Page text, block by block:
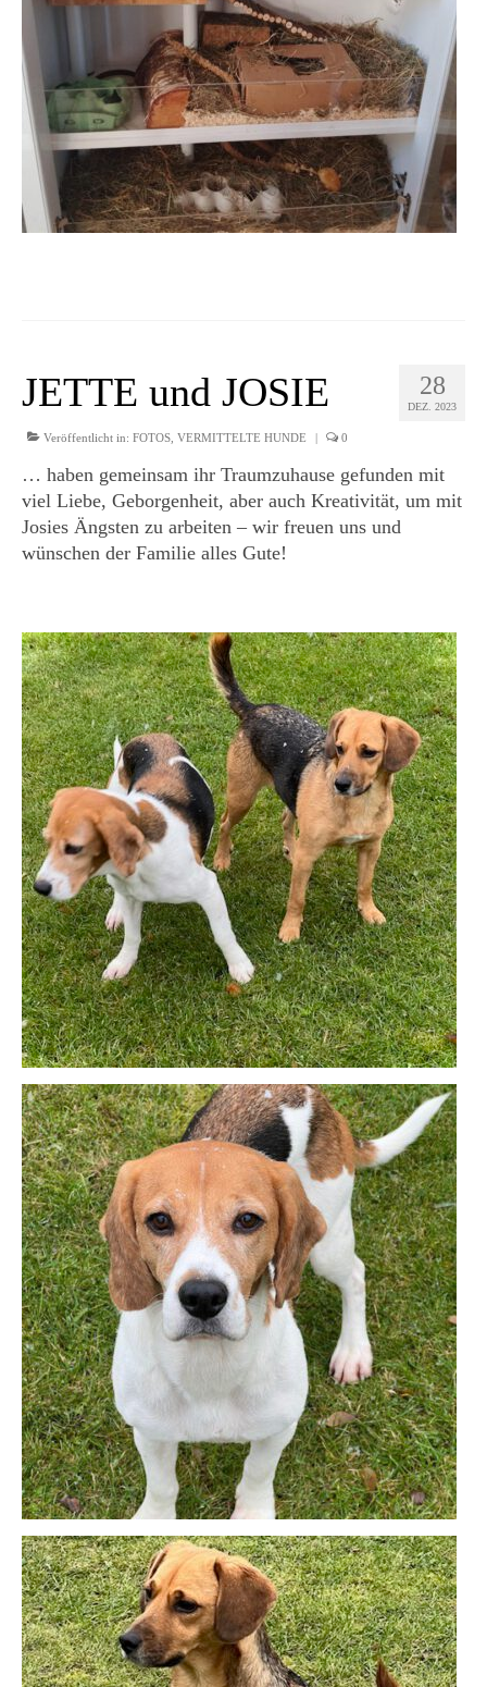
28
DEZ. 2023
JETTE und JOSIE
Veröffentlicht in: FOTOS VERMITTELTE HUNDE | 0
… haben gemeinsam ihr Traumzuhause gefunden mit
viel Liebe, Geborgenheit, aber auch Kreativität, um mit
Josies Ängsten zu arbeiten – wir freuen uns und
wünschen der Familie alles Gute!